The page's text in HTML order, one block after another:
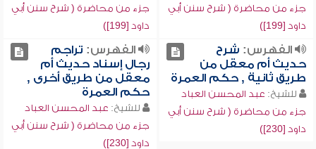
جزء من محاضرة ( شرح سنن أبي
داود [199])
جزء من محاضرة ( شرح سنن أبي
داود [199])
الفهرس: شرح
حديث أم معقل من
طريق ثانية , حكم العمرة
للشيخ: عبد المحسن العباد
جزء من محاضرة ( شرح سنن أبي
داود [230])
الفهرس: تراجم
رجال إسناد حديث أم
معقل من طريق أخرى ,
حكم العمرة
للشيخ: عبد المحسن العباد
جزء من محاضرة ( شرح سنن أبي
داود [230])